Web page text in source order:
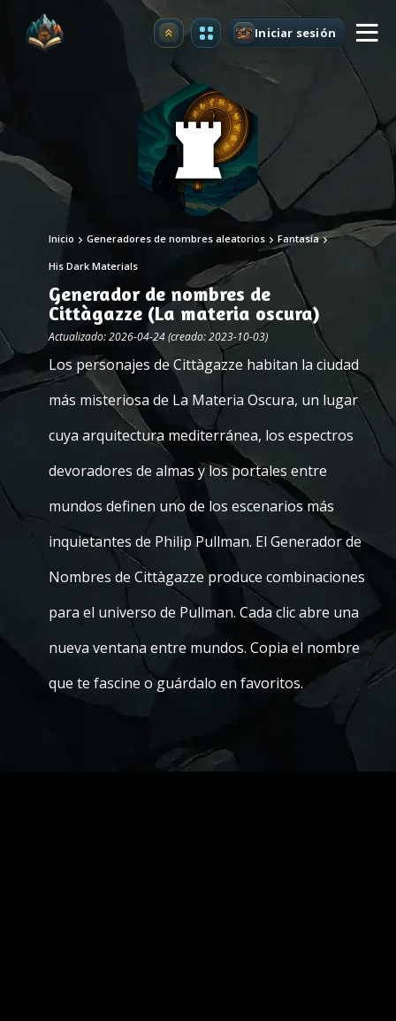
Mejorar Iniciar sesión
Inicio Generadores de nombres aleatorios Fantasía
His Dark Materials
Generador de nombres de
Cittàgazze (La materia oscura)
Actualizado: 2026-04-24 (creado: 2023-10-03)
Los personajes de Cittàgazze habitan la ciudad
más misteriosa de La Materia Oscura, un lugar
cuya arquitectura mediterránea, los espectros
devoradores de almas y los portales entre
mundos definen uno de los escenarios más
inquietantes de Philip Pullman. El Generador de
Nombres de Cittàgazze produce combinaciones
para el universo de Pullman. Cada clic abre una
nueva ventana entre mundos. Copia el nombre
que te fascine o guárdalo en favoritos.